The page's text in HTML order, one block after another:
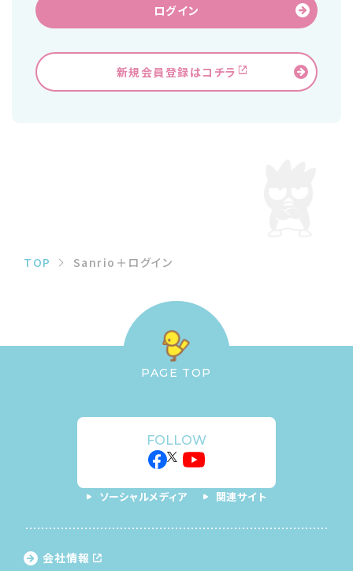
ログイン
新規会員登録はコチラ
TOP Sanrio＋ログイン
PAGE TOP
FOLLOW
ソーシャルメディア 関連サイト
会社情報